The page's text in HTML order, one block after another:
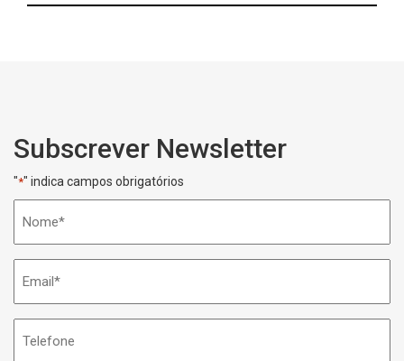
Subscrever Newsletter
"*" indica campos obrigatórios